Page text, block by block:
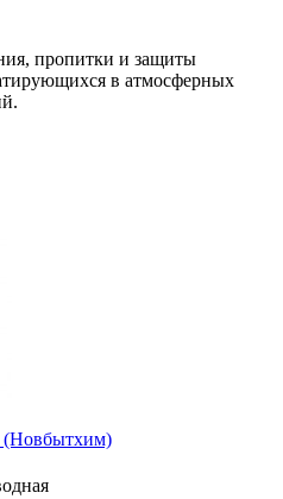
пропитки и защиты
в атмосферных